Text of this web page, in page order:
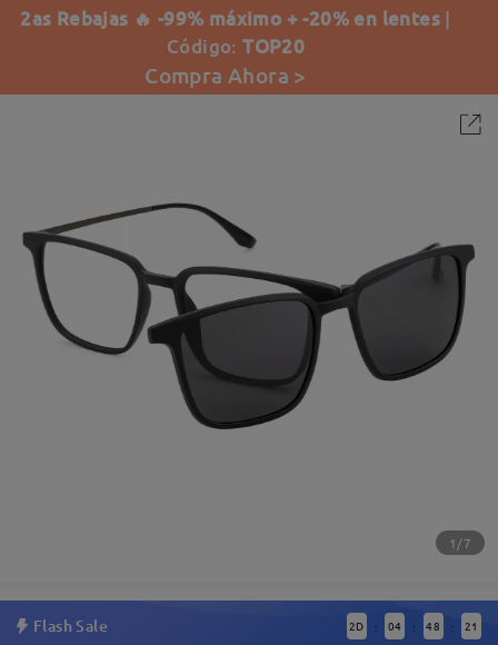
2as Rebajas 🔥 -99% máximo + -20% en lentes |
Código:TOP20
Compra Ahora >
1/7
Flash Sale 2D : 04 : 48 : 20